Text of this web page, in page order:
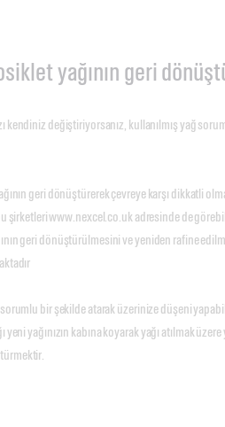
yağının geri
kendiniz değiştiriyorsanız, kullanılmış yağ
geri dönüştürerek çevreye karşı dikkatli
şirketleri www.nexcel.co.uk adresinde de
geri dönüştürülmesini ve yeniden rafine
sorumlu bir şekilde atarak üzerinize düşeni
yeni yağınızın kabına koyarak yağı atılmak